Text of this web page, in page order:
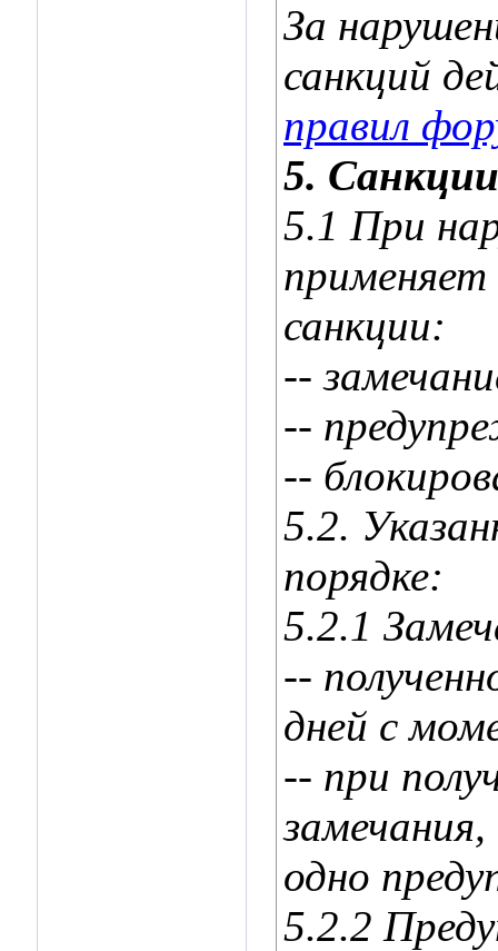
За
санкций
правил
5.
5.1 При
применяет
санкции:
--
--
--
5.2.
порядке:
5.2.1
--
дней с
-- при
одно
5.2.2